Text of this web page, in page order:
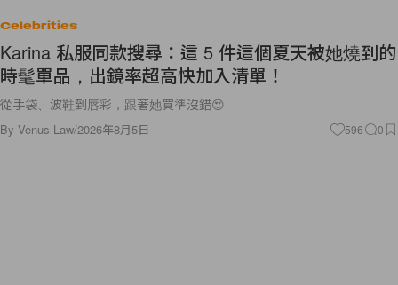
Celebrities
Karina 私服同款搜尋：這 5 件這個夏天被她燒到的
時髦單品，出鏡率超高快加入清單！
從手袋、波鞋到唇彩，跟著她買準沒錯😍
By Venus Law/2026年8月5日 596 0